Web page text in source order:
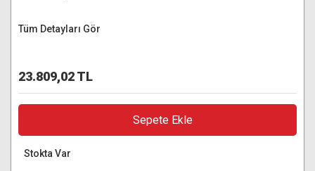
Tüm Detayları Gör
23.809,02 TL
Sepete Ekle
Stokta Var